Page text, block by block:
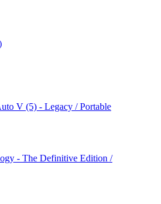
V (5) - Legacy / Portable
- The Definitive Edition /